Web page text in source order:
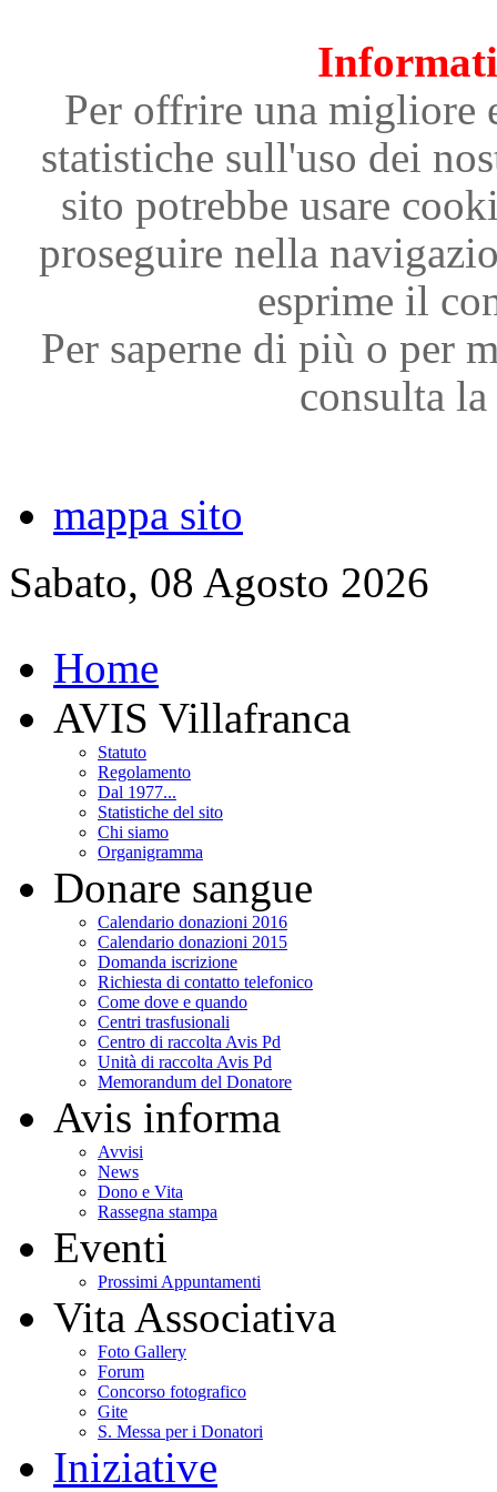
Per offrire una migliore
statistiche sull'uso dei
sito potrebbe usare
proseguire nella
esprime il
Per saperne di più o per
consulta
mappa sito
Sabato, 08 Agosto 2026
Home
AVIS Villafranca
Statuto
Regolamento
Dal 1977...
Statistiche del sito
Chi siamo
Organigramma
Donare sangue
Calendario donazioni 2016
Calendario donazioni 2015
Domanda iscrizione
Richiesta di contatto telefonico
Come dove e quando
Centri trasfusionali
Centro di raccolta Avis Pd
Unità di raccolta Avis Pd
Memorandum del Donatore
Avis informa
Avvisi
News
Dono e Vita
Rassegna stampa
Eventi
Prossimi Appuntamenti
Vita Associativa
Foto Gallery
Forum
Concorso fotografico
Gite
S. Messa per i Donatori
Iniziative